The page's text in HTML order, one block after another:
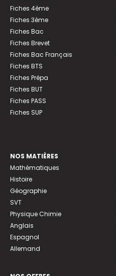
Fiches 4ème
Fiches 3ème
Fiches Bac
Fiches Brevet
Fiches Bac Français
Fiches BTS
Fiches Prépa
Fiches BUT
Fiches PASS
Fiches SUP
NOS MATIÈRES
Mathématiques
Histoire
Géographie
SVT
Physique Chimie
Anglais
Espagnol
Allemand